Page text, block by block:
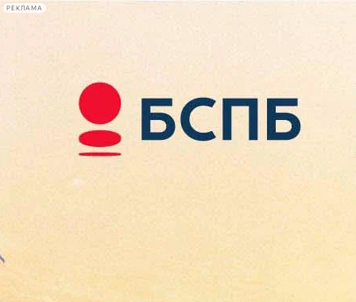
РЕКЛАМА
Сегодня:
2026.08.09
12:23
Афиша Plus